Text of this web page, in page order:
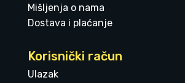
Mišljenja o nama
Dostava i plaćanje
Korisnički račun
Ulazak